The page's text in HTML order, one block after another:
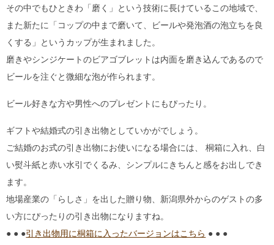
その中でもひときわ「磨く」という技術に長けているこの地域で、
また新たに「コップの中まで磨いて、ビールや発泡酒の泡立ちを良
くする」というカップが生まれました。
磨きやシンジケートのビアゴブレットは内面を磨き込んであるので
ビールを注ぐと微細な泡が作られます。
ビール好きな方や男性へのプレゼントにもぴったり。
ギフトや結婚式の引き出物としていかがでしょう。
ご結婚のお式の引き出物にお使いになる場合には、 桐箱に入れ、白
い熨斗紙と赤い水引でくるみ、シンプルにきちんと感をお出しでき
ます。
地場産業の「らしさ」を出した贈り物、新潟県外からのゲストの多
い方にぴったりの引き出物になりますね。
● ● ●引き出物用に桐箱に入ったバージョンはこちら ● ● ●